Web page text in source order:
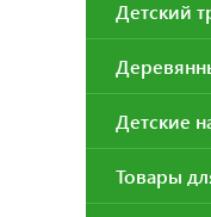
Детский
Детские
Товары